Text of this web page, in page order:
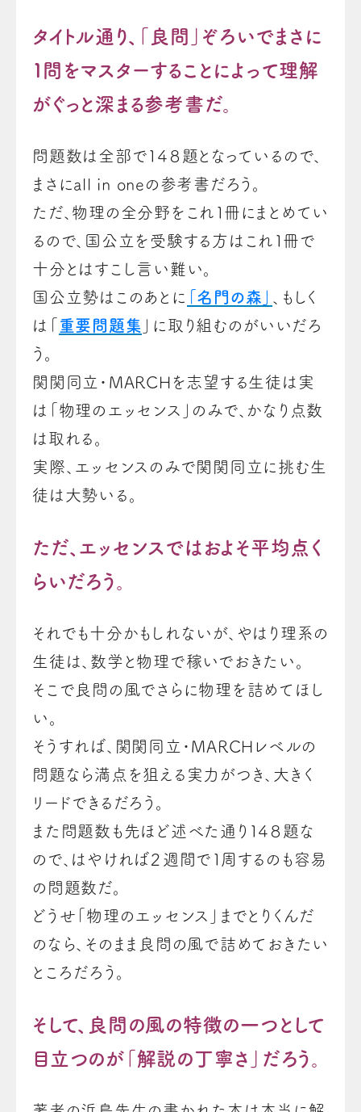
タイトル通り、「良問」ぞろいでまさに
１問をマスターすることによって理解
がぐっと深まる参考書だ。
問題数は全部で１４８題となっているので、
まさにall in oneの参考書だろう。
ただ、物理の全分野をこれ１冊にまとめてい
るので、国公立を受験する方はこれ１冊で
十分とはすこし言い難い。
国公立勢はこのあとに 「名門の森」
、もしく
は「 重要問題集 」に取り組むのがいいだろ
う。
関関同立・MARCHを志望する生徒は実
は「物理のエッセンス」のみで、かなり点数
は取れる。
実際、エッセンスのみで関関同立に挑む生
徒は大勢いる。
ただ、エッセンスではおよそ平均点く
らいだろう。
それでも十分かもしれないが、やはり理系の
生徒は、数学と物理で稼いでおきたい。
そこで良問の風でさらに物理を詰めてほし
い。
そうすれば、関関同立・MARCHレベルの
問題なら満点を狙える実力がつき、大きく
リードできるだろう。
また問題数も先ほど述べた通り１４８題な
ので、はやければ２週間で１周するのも容易
の問題数だ。
どうせ「物理のエッセンス」までとりくんだ
のなら、そのまま良問の風で詰めておきたい
ところだろう。
そして、良問の風の特徴の一つとして
目立つのが「解説の丁寧さ」だろう。